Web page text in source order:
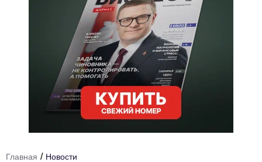
Тема номера
Главная / Новости